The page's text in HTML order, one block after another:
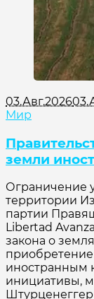
03.Авг.2026
Мир
земли
Ограничение
территории
партии
Libertad
закона о
иностранным
инициативы,